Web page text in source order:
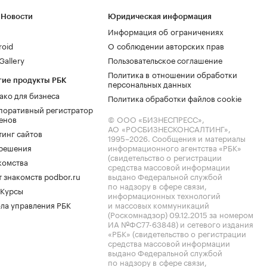
продукты РБК
для бизнеса
регистратор
сайтов
знакомств podbor.ru
управления РБК
Юридическая информация
Информация об ограничениях
О соблюдении авторских прав
Пользовательское соглашение
Политика в отношении обработки
персональных данных
Политика обработки файлов cookie
© ООО «БИЗНЕСПРЕСС»,
АО «РОСБИЗНЕСКОНСАЛТИНГ»,
1995–2026. Сообщения и материалы
информационного агентства «РБК»
(свидетельство о регистрации
средства массовой информации
выдано Федеральной службой
по надзору в сфере связи,
информационных технологий
и массовых коммуникаций
(Роскомнадзор) 09.12.2015 за номером
ИА №ФС77-63848) и сетевого издания
«РБК» (свидетельство о регистрации
средства массовой информации
выдано Федеральной службой
по надзору в сфере связи,